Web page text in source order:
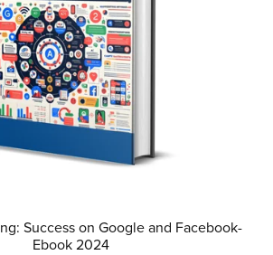
Success on Google and Facebook-
Ebook 2024